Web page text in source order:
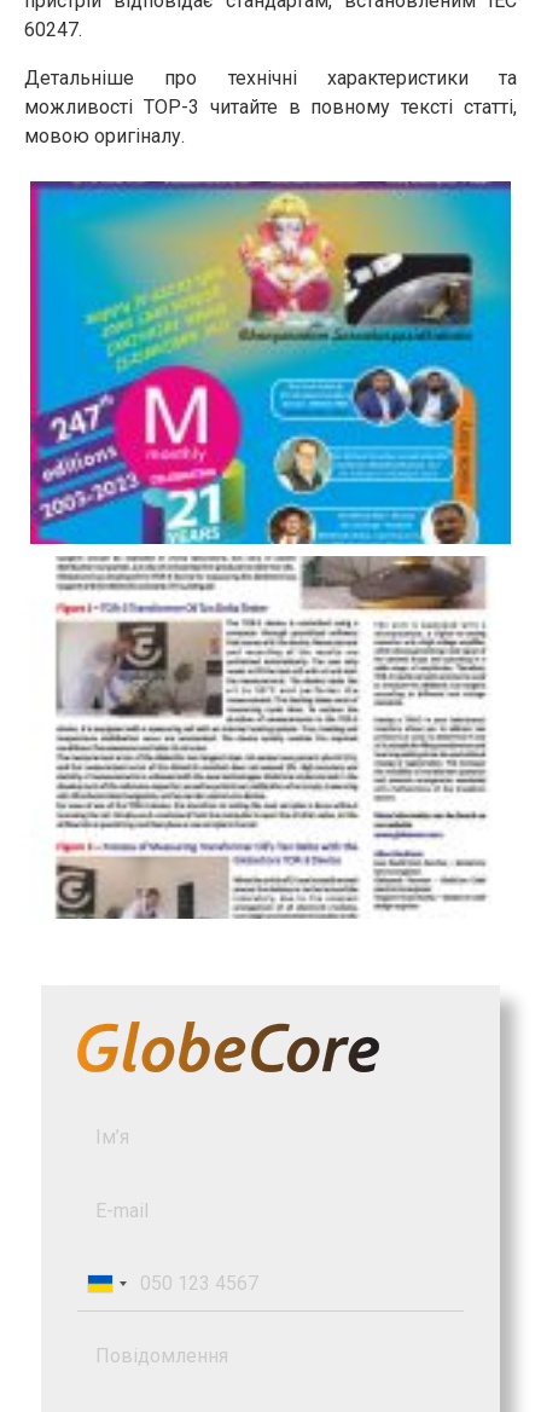
60247.
Детальніше про технічні характеристики та
можливості ТОР-3 читайте в повному тексті статті,
мовою оригіналу.